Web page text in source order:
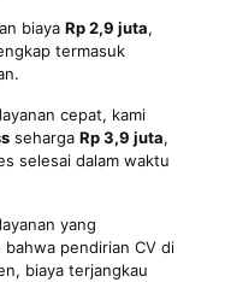
biaya Rp 2,9 juta,
termasuk
cepat, kami
seharga Rp 3,9 juta,
selesai dalam waktu
yang
pendirian CV di
biaya terjangkau